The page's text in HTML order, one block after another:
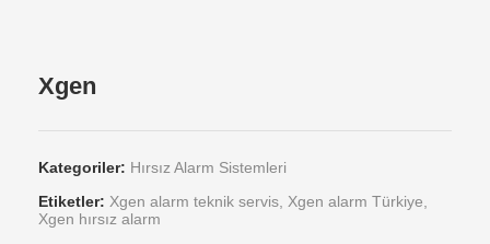
Xgen
Kategoriler: Hırsız Alarm Sistemleri
Etiketler: Xgen alarm teknik servis, Xgen alarm Türkiye,
Xgen hırsız alarm